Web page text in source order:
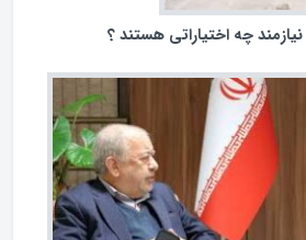
نیازمند چه اختیاراتی هستند ؟